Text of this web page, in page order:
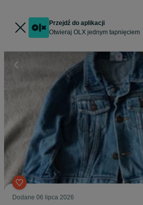
Przejdź do aplikacji
Otwieraj OLX jednym tapnięciem
Dodane 06 lipca 2026